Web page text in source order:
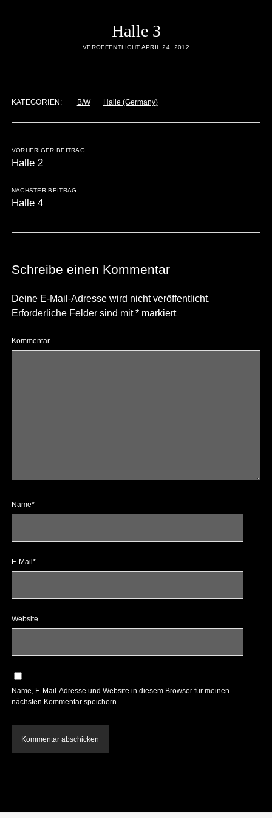
Halle 3
VERÖFFENTLICHT APRIL 24, 2012
KATEGORIEN: B/W Halle (Germany)
VORHERIGER BEITRAG
Halle 2
NÄCHSTER BEITRAG
Halle 4
Schreibe einen Kommentar
Deine E-Mail-Adresse wird nicht veröffentlicht.
Erforderliche Felder sind mit*markiert
Kommentar
Name*
E-Mail*
Website
Name, E-Mail-Adresse und Website in diesem Browser für meinen
nächsten Kommentar speichern.